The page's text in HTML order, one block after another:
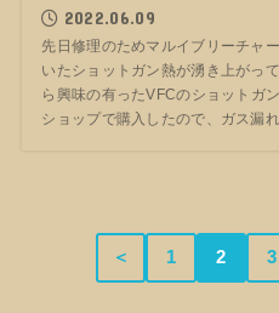
2022.06.09
先日修理のためマルイブリーチャ
いたショットガン熱が湧き上がっ
ら興味の有ったVFCのショットガ
ショップで購入したので、ガス漏れ
＜ 1 2 3